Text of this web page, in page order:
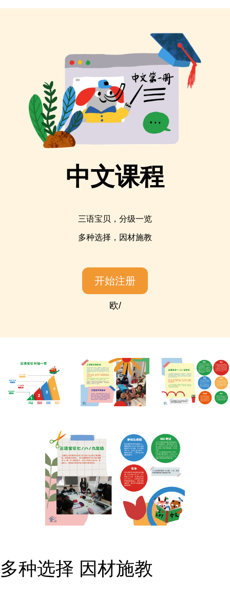
中文课程
三语宝贝，分级一览
多种选择，因材施教
开始注册
欧/
多种选择 因材施教